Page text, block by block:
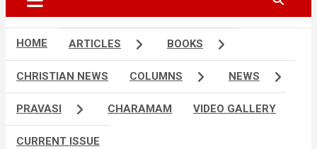
Malayalam
Christian News
HOME ARTICLES BOOKS
CHRISTIAN NEWS COLUMNS NEWS
PRAVASI CHARAMAM VIDEO GALLERY
CURRENT ISSUE